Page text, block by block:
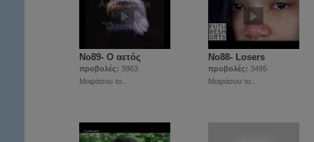
No89- Ο αετός
προβολές: 3863
Μοιράσου το..
No88- Losers
προβολές: 3495
Μοιράσου το..